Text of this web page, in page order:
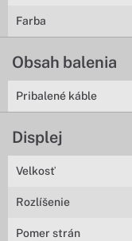
Farba
Obsah balenia
Pribalené káble
Displej
Velkosť
Rozlíšenie
Pomer strán